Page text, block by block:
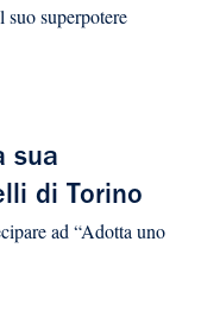
superpotere
sua
di Torino
ad “Adotta uno